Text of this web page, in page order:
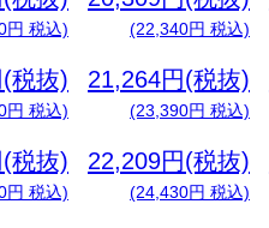
円 税込) (22,340円 税込)
税抜)
円 税込)
21,264円(税抜)
(23,390円 税込)
税抜)
円 税込)
22,209円(税抜)
(24,430円 税込)